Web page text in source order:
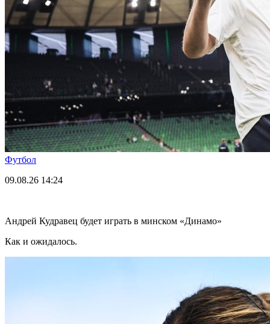
Футбол
09.08.26 14:24
Андрей Кудравец будет играть в минском «Динамо»
Как и ожидалось.